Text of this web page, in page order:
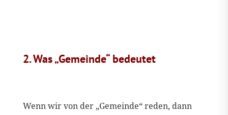
2. Was „Gemeinde“ bedeutet
Wenn wir von der „Gemeinde“ reden, dann